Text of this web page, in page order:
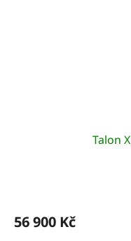
Talon
56 900 Kč